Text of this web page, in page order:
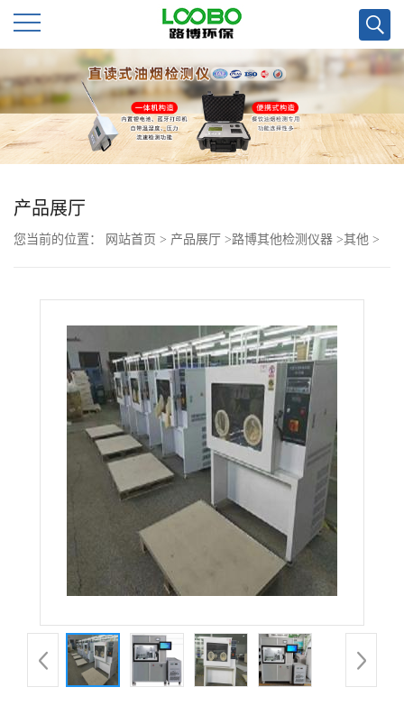
公
司
首
页
公
品
产品展厅
您当前的位置： 网站首页 > 产品展厅 >路博其他检测仪器 >其他 >